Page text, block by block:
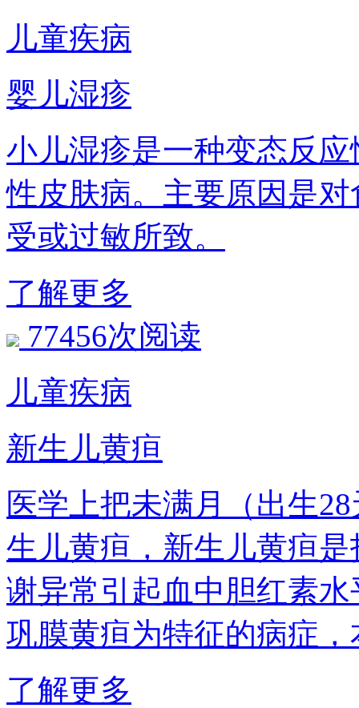
儿童疾病
婴儿湿疹
小儿湿疹是一种变态反应
性皮肤病。主要原因是对
受或过敏所致。
了解更多
77456次阅读
儿童疾病
新生儿黄疸
医学上把未满月（出生28
生儿黄疸，新生儿黄疸
谢异常引起血中胆红素水
巩膜黄疸为特征的病症
了解更多